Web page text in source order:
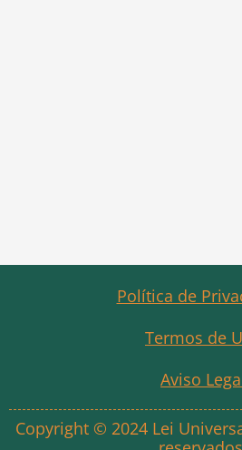
Política de
Termos de
Aviso
Copyright © 2024 Lei